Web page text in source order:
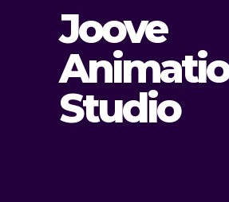
Joove
Studio